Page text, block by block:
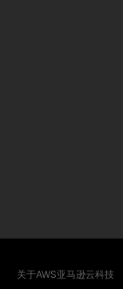
关于AWS亚马逊云科技